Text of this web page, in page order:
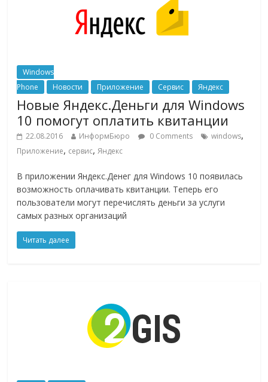
Windows
Phone
Новости Приложение Сервис Яндекс
Новые Яндекс.Деньги для Windows
10 помогут оплатить квитанции
22.08.2016 ИнформБюро 0 Comments windows,
Приложение, сервис,Яндекс
В приложении Яндекс.Денег для Windows 10 появилась
возможность оплачивать квитанции. Теперь его
пользователи могут перечислять деньги за услуги
самых разных организаций
Читать далее